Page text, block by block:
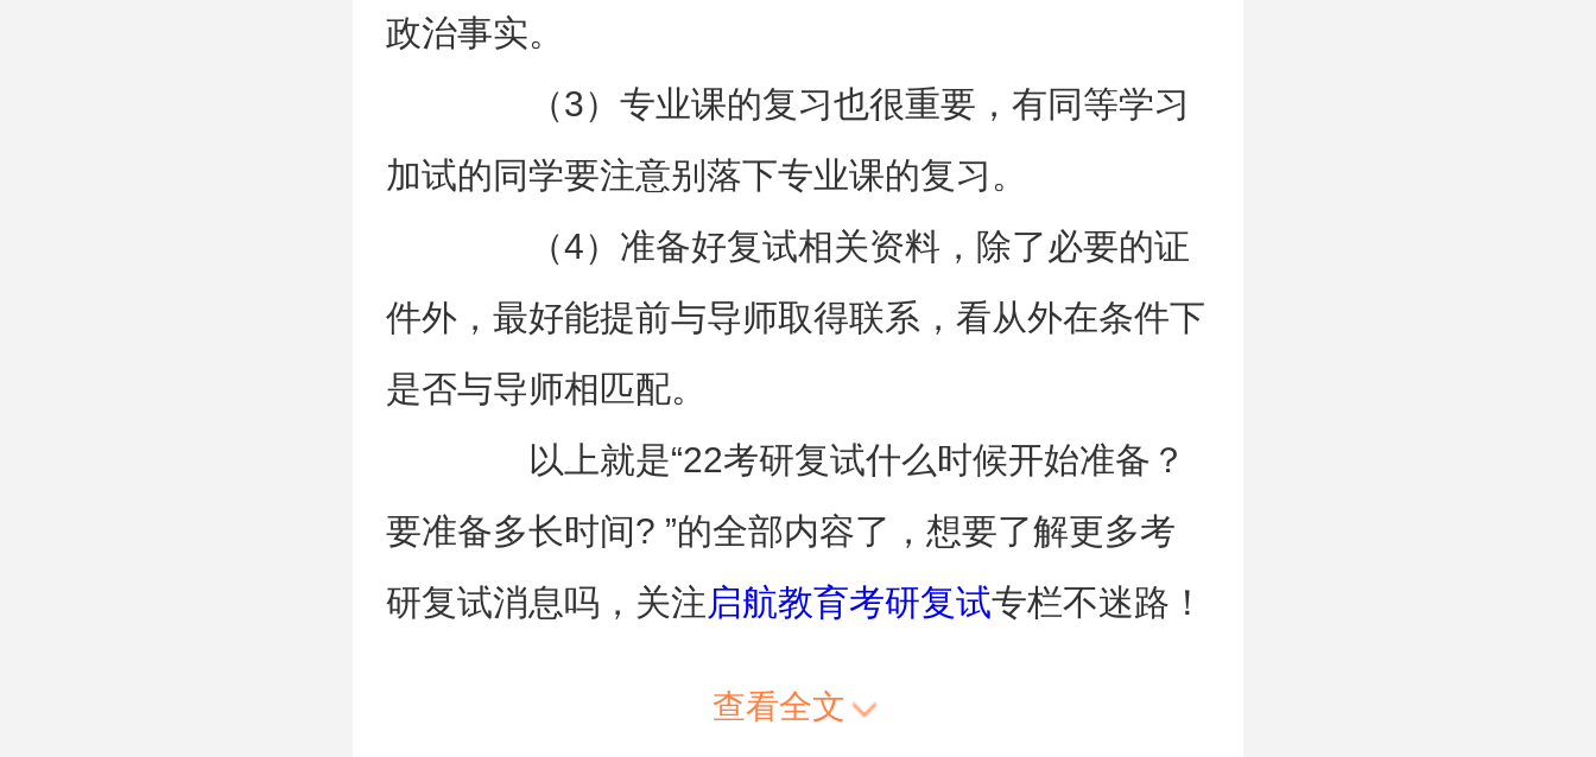
政治事实。
（3）专业课的复习也很重要，有同等学习
加试的同学要注意别落下专业课的复习。
（4）准备好复试相关资料，除了必要的证
件外，最好能提前与导师取得联系，看从外在条件下
是否与导师相匹配。
以上就是“22考研复试什么时候开始准备？
要准备多长时间? ”的全部内容了，想要了解更多考
研复试消息吗，关注 启航教育考研复试专栏不迷路！
查看全文